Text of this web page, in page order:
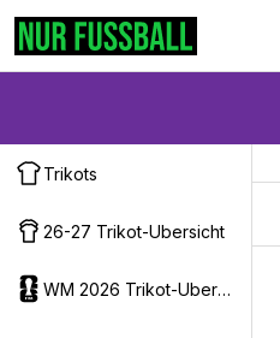
Trikots
26-27 Trikot-Ubersicht
WM 2026 Trikot-Ubersicht